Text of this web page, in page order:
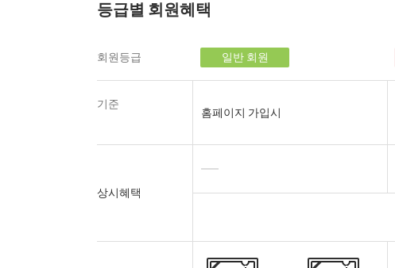
등급별 회원혜택
회원등급 일반 회원
기준
홈페이지 가입시
상시혜택